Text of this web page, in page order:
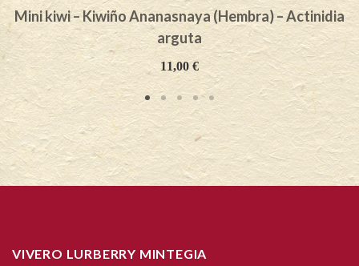
Mini kiwi – Kiwiño Ananasnaya (Hembra) – Actinidia
arguta
11,00 €
VIVERO LURBERRY MINTEGIA